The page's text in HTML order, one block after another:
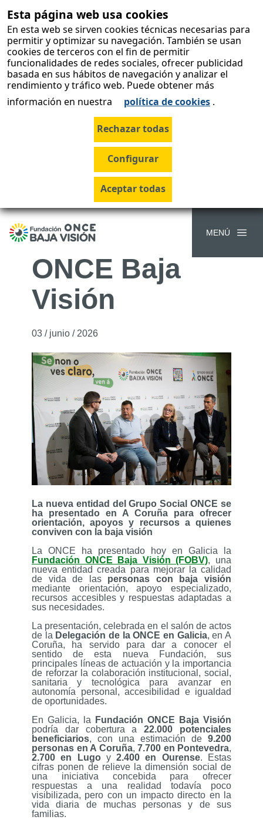
skip-to-
content
Esta página web usa cookies
En esta web se sirven cookies técnicas necesarias para
permitir y optimizar su navegación. También se usan
cookies de terceros con el fin de permitir
funcionalidades de redes sociales, ofrecer publicidad
basada en sus hábitos de navegación y analizar el
rendimiento y tráfico web. Puede obtener más
información en nuestra
política de cookies .
MENÚ
22.000
personas
podrán
beneficiarse
en Galicia de
la Fundación
ONCE Baja
Visión
03 / junio / 2026
03 de junio de 2026
La nueva entidad del Grupo Social ONCE se
ha presentado en A Coruña para ofrecer
orientación, apoyos y recursos a quienes
conviven con la baja visión
La ONCE ha presentado hoy en Galicia la
Fundación ONCE Baja Visión (FOBV), una
nueva entidad creada para mejorar la calidad
de vida de las personas con baja visión
mediante orientación, apoyo especializado,
recursos accesibles y respuestas adaptadas a
sus necesidades.
La presentación, celebrada en el salón de actos
de la Delegación de la ONCE en Galicia, en A
Coruña, ha servido para dar a conocer el
sentido de esta nueva Fundación, sus
principales líneas de actuación y la importancia
de reforzar la colaboración institucional, social,
sanitaria y tecnológica para avanzar en
autonomía personal, accesibilidad e igualdad
de oportunidades.
En Galicia, la Fundación ONCE Baja Visión
podría dar cobertura a22.000 potenciales
beneficiarios, con una estimación de 9.200
personas en A Coruña, 7.700 en Pontevedra,
2.700 en Lugoy2.400 en Ourense. Estas
cifras ponen de relieve la dimensión social de
una iniciativa concebida para ofrecer
respuestas a una realidad todavía poco
visibilizada, pero con un impacto directo en la
vida diaria de muchas personas y de sus
familias.